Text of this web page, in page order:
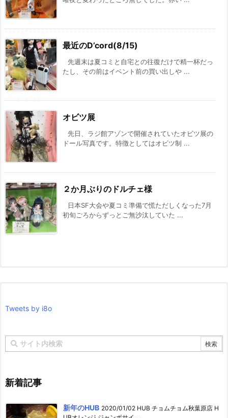
最近のD’cord(8/15)
先週末は夏コミと自宅との往復だけで精一杯だっ
たし、その前はイベント前の買い出しや ...
オビツ展
先日、ラジ館アゾンで開催されていたオビツ展の
ドール写真です。特徴としてはオビツ制 ...
２か月ぶりのドルチェ様
日本SF大会や夏コミ準備で慌ただしくなった7月
初旬ごろからずっとご無沙汰していた ...
Tweets by i8o
新着記事
新年のHUB 2020/01/02 HUB チョムチョム秋葉原店 H